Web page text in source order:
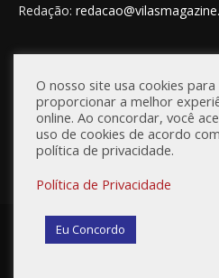
Redação:
FIQUE
© Vilas Magazine / Site Desenvolvido
O nosso site usa cookies para
proporcionar a melhor
online. Ao concordar, você
uso de cookies de acordo
política de privacidade.
Política de Privacidade
Eu Concordo